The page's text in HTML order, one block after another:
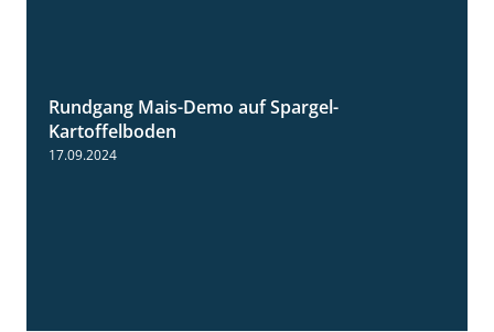
Rundgang Mais-Demo auf Spargel-
Kartoffelboden
17.09.2024